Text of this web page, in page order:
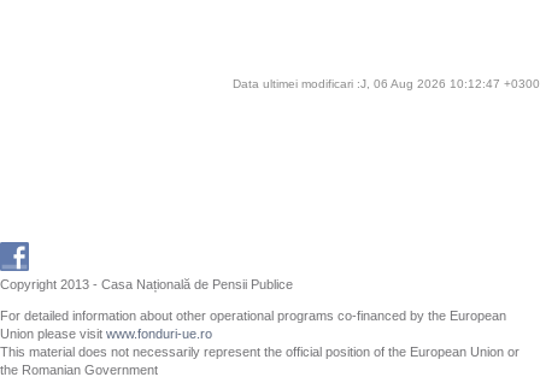
Data ultimei modificari :J, 06 Aug 2026 10:12:47 +0300
Copyright 2013 - Casa Națională de Pensii Publice
For detailed information about other operational programs co-financed by the European
Union please visit www.fonduri-ue.ro
This material does not necessarily represent the official position of the European Union or
the Romanian Government